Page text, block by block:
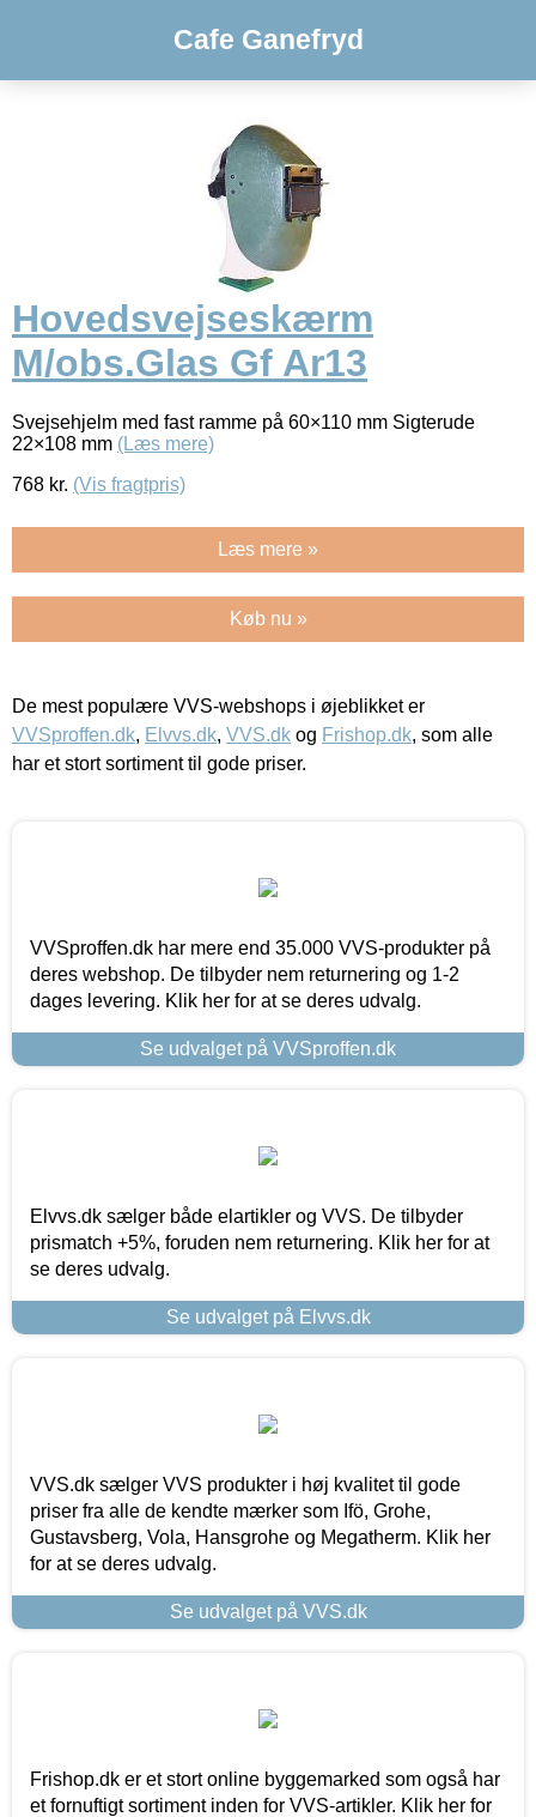
Cafe Ganefryd
Hovedsvejseskærm
M/obs.Glas Gf Ar13
Svejsehjelm med fast ramme på 60×110 mm Sigterude
22×108 mm (Læs mere)
768 kr. (Vis fragtpris)
Læs mere »
Køb nu »
De mest populære VVS-webshops i øjeblikket er
VVSproffen.dk, Elvvs.dk, VVS.dk og Frishop.dk, som alle
har et stort sortiment til gode priser.
VVSproffen.dk har mere end 35.000 VVS-produkter på
deres webshop. De tilbyder nem returnering og 1-2
dages levering. Klik her for at se deres udvalg.
Se udvalget på VVSproffen.dk
Elvvs.dk sælger både elartikler og VVS. De tilbyder
prismatch +5%, foruden nem returnering. Klik her for at
se deres udvalg.
Se udvalget på Elvvs.dk
VVS.dk sælger VVS produkter i høj kvalitet til gode
priser fra alle de kendte mærker som Ifö, Grohe,
Gustavsberg, Vola, Hansgrohe og Megatherm. Klik her
for at se deres udvalg.
Se udvalget på VVS.dk
Frishop.dk er et stort online byggemarked som også har
et fornuftigt sortiment inden for VVS-artikler. Klik her for